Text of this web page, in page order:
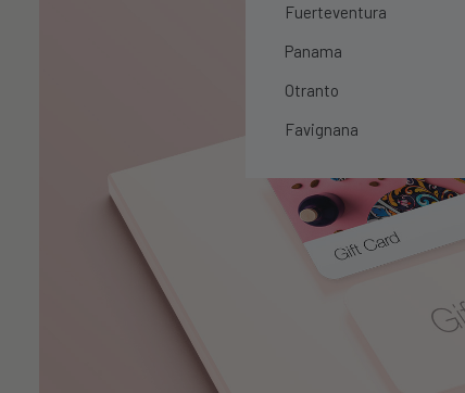
Fuerteventura
Panama
Otranto
Favignana